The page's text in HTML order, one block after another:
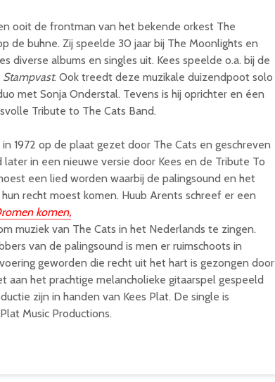
ooit de frontman van het bekende orkest The
de buhne. Zij speelde 30 jaar bij The Moonlights en
diverse albums en singles uit. Kees speelde o.a. bij de
Stampvast. Ook treedt deze muzikale duizendpoot solo
met Sonja Onderstal. Tevens is hij oprichter en éen
Tribute to The Cats Band.
in 1972 op de plaat gezet door The Cats en geschreven
in een nieuwe versie door Kees en de Tribute To
een lied worden waarbij de palingsound en het
recht moest komen. Huub Arents schreef er een
komen,
muziek van The Cats in het Nederlands te zingen.
van de palingsound is men er ruimschoots in
geworden die recht uit het hart is gezongen door
aan het prachtige melancholieke gitaarspel gespeeld
zijn in handen van Kees Plat. De single is
Music Productions.